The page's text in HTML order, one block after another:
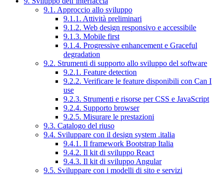
9.1. Approccio allo sviluppo
9.1.1. Attività preliminari
9.1.2. Web design responsivo e accessibile
9.1.3. Mobile first
9.1.4. Progressive enhancement e Graceful
degradation
9.2. Strumenti di supporto allo sviluppo del software
9.2.1. Feature detection
9.2.2. Verificare le feature disponibili con Can I
use
9.2.3. Strumenti e risorse per CSS e JavaScript
9.2.4. Supporto browser
9.2.5. Misurare le prestazioni
9.3. Catalogo del riuso
9.4. Sviluppare con il design system .italia
9.4.1. Il framework Bootstrap Italia
9.4.2. Il kit di sviluppo React
9.4.3. Il kit di sviluppo Angular
9.5. Sviluppare con i modelli di sito e servizi